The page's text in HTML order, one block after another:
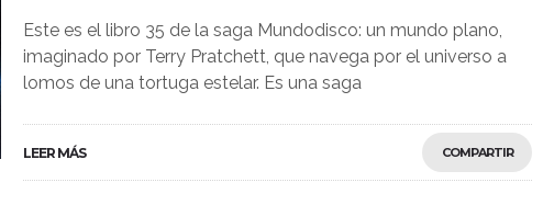
Este es el libro 35 de la saga Mundodisco: un mundo plano,
imaginado por Terry Pratchett, que navega por el universo a
lomos de una tortuga estelar. Es una saga
LEER MÁS COMPARTIR